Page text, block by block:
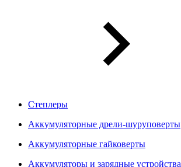
Степлеры
Аккумуляторные дрели-шуруповерты
Аккумуляторные гайковерты
Аккумуляторы и зарядные устройства